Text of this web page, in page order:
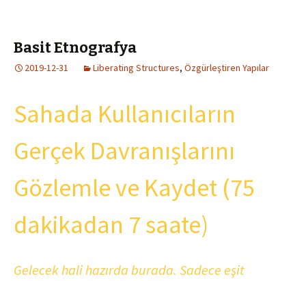
Basit Etnografya
2019-12-31 Liberating Structures, Özgürleştiren Yapılar
Sahada Kullanıcıların
Gerçek Davranışlarını
Gözlemle ve Kaydet (75
dakikadan 7 saate)
Gelecek hali hazırda burada. Sadece eşit